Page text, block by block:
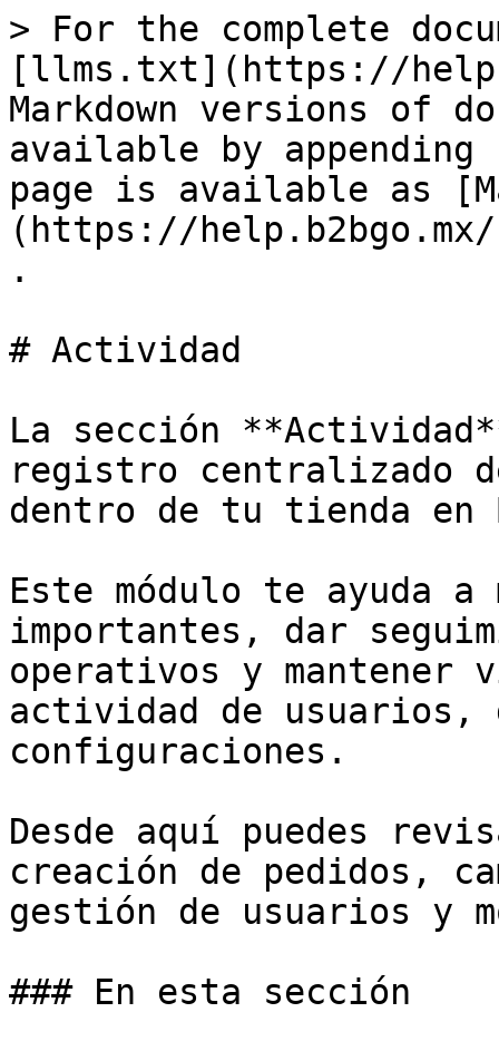
> For the complete
[llms.txt](https://
Markdown versions of
available by
page is available as
(https://
.
# Actividad
La sección
registro centralizado
dentro de tu tienda en
Este módulo te ayuda a
importantes, dar
operativos y
actividad de usuarios,
configuraciones.
Desde aquí puedes
creación de pedidos,
gestión de usuarios y
### En esta sección